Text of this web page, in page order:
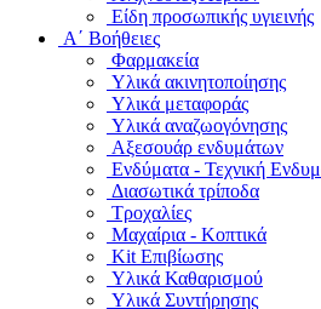
Είδη προσωπικής υγιεινής
Α΄ Βοήθειες
Φαρμακεία
Υλικά ακινητοποίησης
Υλικά μεταφοράς
Υλικά αναζωογόνησης
Αξεσουάρ ενδυμάτων
Ενδύματα - Τεχνική
Διασωτικά τρίποδα
Τροχαλίες
Μαχαίρια - Κοπτικά
Kit Επιβίωσης
Υλικά Καθαρισμού
Υλικά Συντήρησης